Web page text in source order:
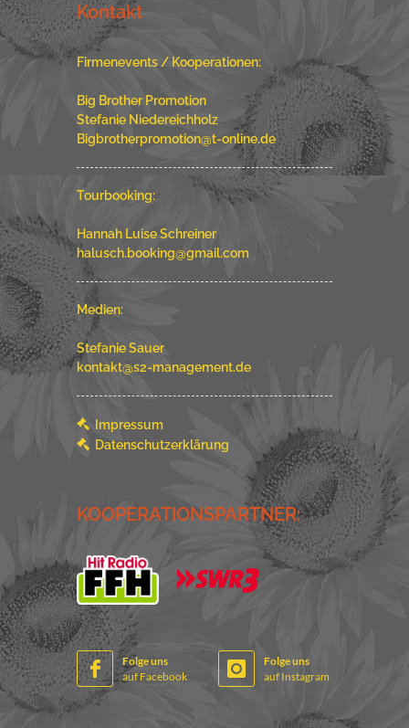
Kontakt
Firmenevents / Kooperationen:
Big Brother Promotion
Stefanie Niedereichholz
Bigbrotherpromotion@t-online.de
Tourbooking:
Hannah Luise Schreiner
halusch.booking@gmail.com
Medien:
Stefanie Sauer
kontakt@s2-management.de
Impressum
Datenschutzerklärung
KOOPERATIONSPARTNER:
Folge uns
auf Facebook
Folge uns
auf Instagram